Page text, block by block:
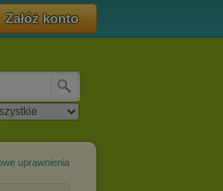
Załóż konto
uprawnienia